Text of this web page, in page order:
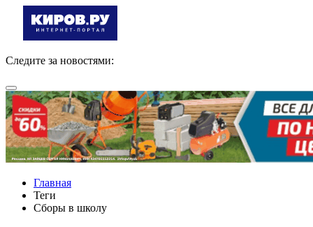
Следите за новостями:
Главная
Теги
Сборы в школу